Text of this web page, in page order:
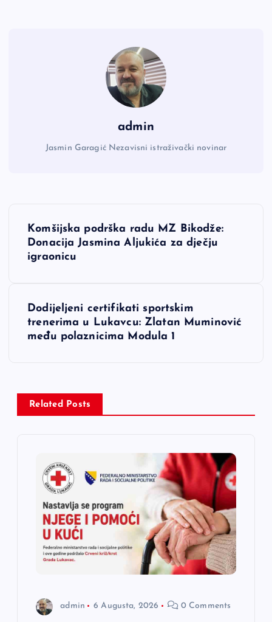
admin
Jasmin Garagić Nezavisni istraživački novinar
N
c
Komšijska podrška radu MZ Bikodže:
Donacija Jasmina Aljukića za dječju
igraonicu
Dodijeljeni certifikati sportskim
trenerima u Lukavcu: Zlatan Muminović
među polaznicima Modula 1
Related Posts
admin 6 Augusta, 2026 0 Comments